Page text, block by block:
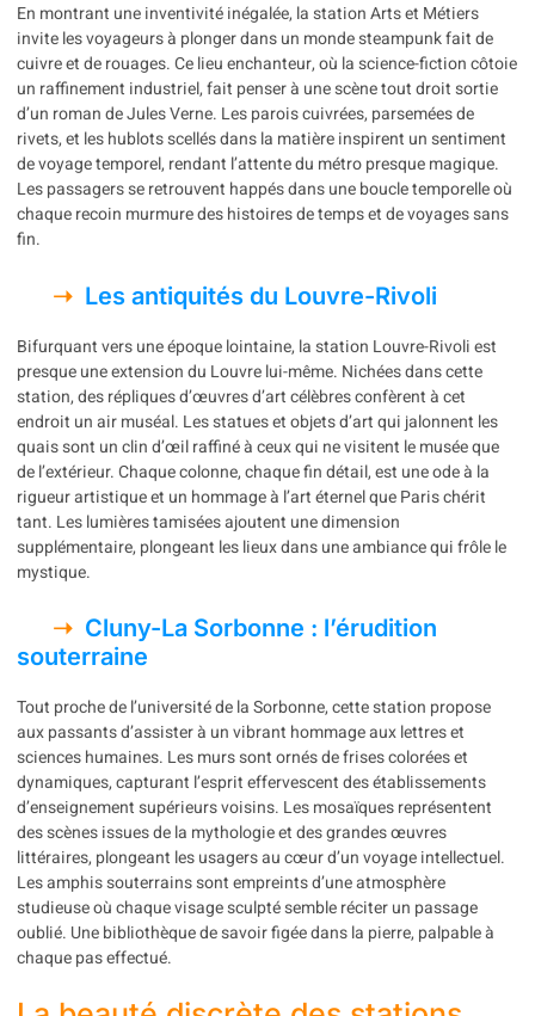
En montrant une inventivité inégalée, la station Arts et Métiers
invite les voyageurs à plonger dans un monde steampunk fait de
cuivre et de rouages. Ce lieu enchanteur, où la science-fiction côtoie
un raffinement industriel, fait penser à une scène tout droit sortie
d’un roman de Jules Verne. Les parois cuivrées, parsemées de
rivets, et les hublots scellés dans la matière inspirent un sentiment
de voyage temporel, rendant l’attente du métro presque magique.
Les passagers se retrouvent happés dans une boucle temporelle où
chaque recoin murmure des histoires de temps et de voyages sans
fin.
Les antiquités du Louvre-Rivoli
Bifurquant vers une époque lointaine, la station Louvre-Rivoli est
presque une extension du Louvre lui-même. Nichées dans cette
station, des répliques d’œuvres d’art célèbres confèrent à cet
endroit un air muséal. Les statues et objets d’art qui jalonnent les
quais sont un clin d’œil raffiné à ceux qui ne visitent le musée que
de l’extérieur. Chaque colonne, chaque fin détail, est une ode à la
rigueur artistique et un hommage à l’art éternel que Paris chérit
tant. Les lumières tamisées ajoutent une dimension
supplémentaire, plongeant les lieux dans une ambiance qui frôle le
mystique.
Cluny-La Sorbonne : l’érudition
souterraine
Tout proche de l’université de la Sorbonne, cette station propose
aux passants d’assister à un vibrant hommage aux lettres et
sciences humaines. Les murs sont ornés de frises colorées et
dynamiques, capturant l’esprit effervescent des établissements
d’enseignement supérieurs voisins. Les mosaïques représentent
des scènes issues de la mythologie et des grandes œuvres
littéraires, plongeant les usagers au cœur d’un voyage intellectuel.
Les amphis souterrains sont empreints d’une atmosphère
studieuse où chaque visage sculpté semble réciter un passage
oublié. Une bibliothèque de savoir figée dans la pierre, palpable à
chaque pas effectué.